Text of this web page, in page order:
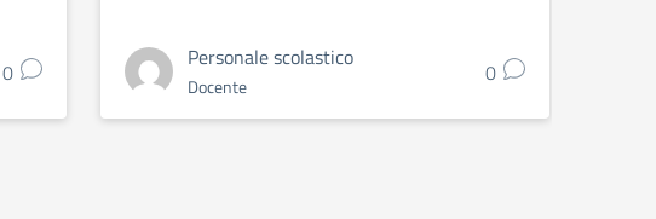
0
Personale scolastico
Docente 0